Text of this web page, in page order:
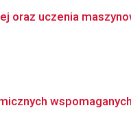
oraz uczenia